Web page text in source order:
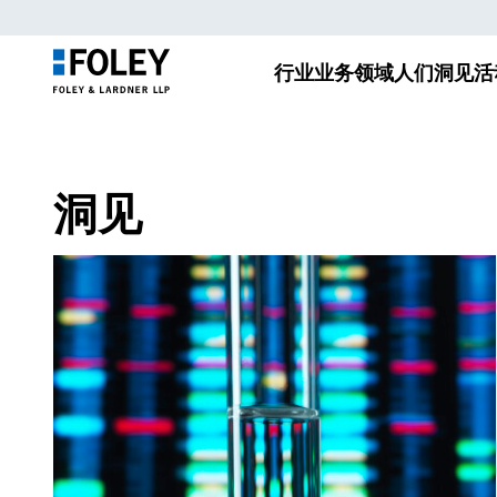
行业业务领域人们洞见
洞见